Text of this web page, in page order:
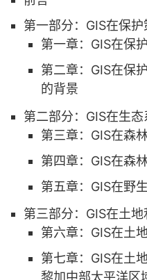
第一部分：GIS在保
第一章：GIS在保
第二章：GIS在保
的背景
第二部分：GIS在生
第三章：GIS在森
第四章：GIS在森
第五章：GIS在野
第三部分：GIS在土
第六章：GIS在土
第七章：GIS在土
黎加中部太平洋区